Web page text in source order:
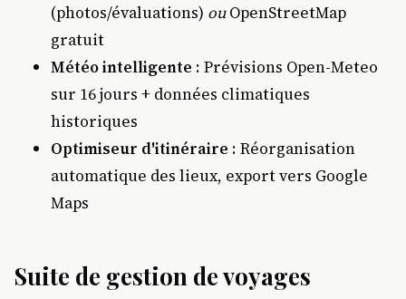
(photos/évaluations) ouOpenStreetMap
gratuit
Météo intelligente : Prévisions Open-Meteo
sur 16 jours + données climatiques
historiques
Optimiseur d'itinéraire : Réorganisation
automatique des lieux, export vers Google
Maps
Suite de gestion de voyages